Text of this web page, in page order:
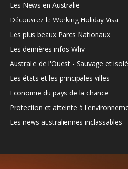
Les News en Australie
Découvrez le Working Holiday Visa
Les plus beaux Parcs Nationaux
Les dernières infos Whv
Australie de l'Ouest - Sauvage et isolé
Les états et les principales villes
Economie du pays de la chance
Protection et atteinte à
Les news australiennes inclassables